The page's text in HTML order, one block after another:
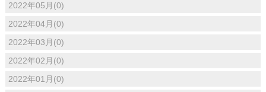
2022年05月(0)
2022年04月(0)
2022年03月(0)
2022年02月(0)
2022年01月(0)